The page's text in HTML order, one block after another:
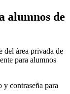
alumnos de
del área privada de
para alumnos
y contraseña para